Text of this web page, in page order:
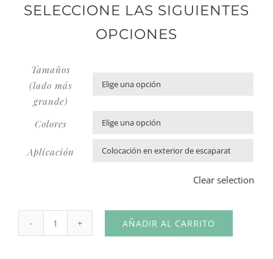
SELECCIONE LAS SIGUIENTES
OPCIONES
Tamaños
(lado más
grande)
Colores
Aplicación
Clear selection
AÑADIR AL CARRITO